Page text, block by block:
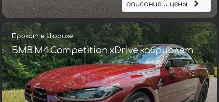
описание и цены
Прокат в Цюрихе
БМВ M4 Competition xDrive кабриолет